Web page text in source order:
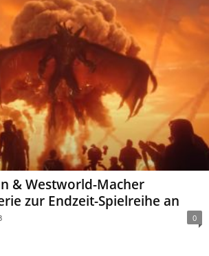
& Westworld-Macher
zur Endzeit-Spielreihe an
0